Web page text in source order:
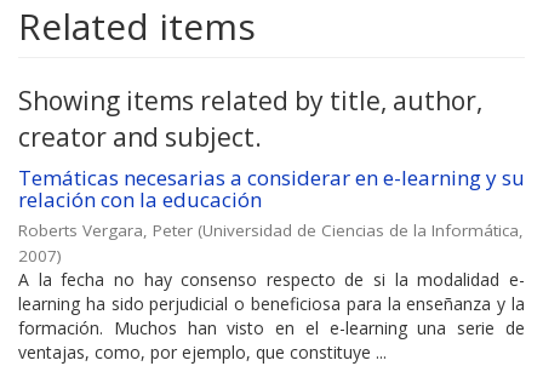
Related items
Showing items related by title, author,
creator and subject.
Temáticas necesarias a considerar en e-learning y su
relación con la educación
Roberts Vergara, Peter (Universidad de Ciencias de la Informática,
2007)
A la fecha no hay consenso respecto de si la modalidad e-
learning ha sido perjudicial o beneficiosa para la enseñanza y la
formación. Muchos han visto en el e-learning una serie de
ventajas, como, por ejemplo, que constituye ...